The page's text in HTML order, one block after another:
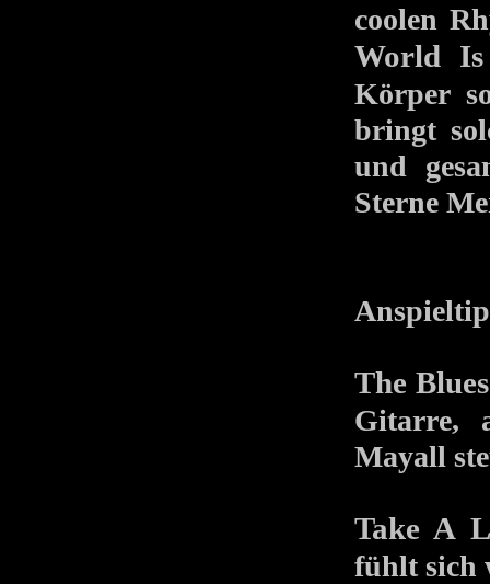
coolen
World
Körper
bringt
und
Sterne
The
Gitarre,
Mayall
Take A
fühlt sich